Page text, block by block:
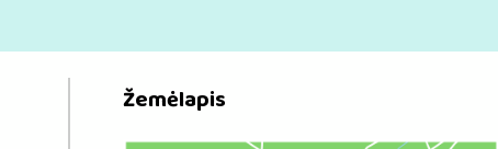
Žemėlapis